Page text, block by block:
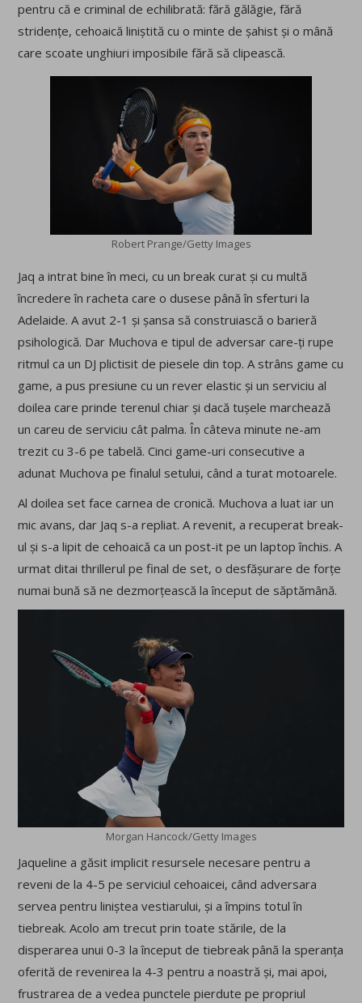
pentru că e criminal de echilibrată: fără gălăgie, fără
stridențe, cehoaică liniștită cu o minte de șahist și o mână
care scoate unghiuri imposibile fără să clipească.
Robert Prange/Getty Images
Jaq a intrat bine în meci, cu un break curat și cu multă
încredere în racheta care o dusese până în sferturi la
Adelaide. A avut 2-1 și șansa să construiască o barieră
psihologică. Dar Muchova e tipul de adversar care-ți rupe
ritmul ca un DJ plictisit de piesele din top. A strâns game cu
game, a pus presiune cu un rever elastic și un serviciu al
doilea care prinde terenul chiar și dacă tușele marchează
un careu de serviciu cât palma. În câteva minute ne-am
trezit cu 3-6 pe tabelă. Cinci game-uri consecutive a
adunat Muchova pe finalul setului, când a turat motoarele.
Al doilea set face carnea de cronică. Muchova a luat iar un
mic avans, dar Jaq s-a repliat. A revenit, a recuperat break-
ul și s-a lipit de cehoaică ca un post-it pe un laptop închis. A
urmat ditai thrillerul pe final de set, o desfășurare de forțe
numai bună să ne dezmorțească la început de săptămână.
Morgan Hancock/Getty Images
Jaqueline a găsit implicit resursele necesare pentru a
reveni de la 4-5 pe serviciul cehoaicei, când adversara
servea pentru liniștea vestiarului, și a împins totul în
tiebreak. Acolo am trecut prin toate stările, de la
disperarea unui 0-3 la început de tiebreak până la speranța
oferită de revenirea la 4-3 pentru a noastră și, mai apoi,
frustrarea de a vedea punctele pierdute pe propriul